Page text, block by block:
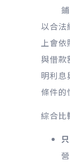
以合法
上會
與借款
明利息
條件的
綜合比